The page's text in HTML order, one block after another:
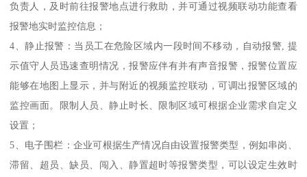
负责人，及时前往报警地点进行救助，并可通过视频联动功能查看
报警地实时监控信息；
4、静止报警：当员工在危险区域内一段时间不移动，自动报警, 提
示值守人员迅速查明情况，报警应伴有并有声音报警，报警位置应
能够在地图上显示，并与附近的视频监控联动，可调出报警区域的
监控画面。限制人员、静止时长、限制区域可根据企业需求自定义
设置；
5、电子围栏：企业可根据生产情况自由设置报警类型，例如串岗、
滞留、超员、缺员、闯入、静置超时等报警类型，可以设定生效时